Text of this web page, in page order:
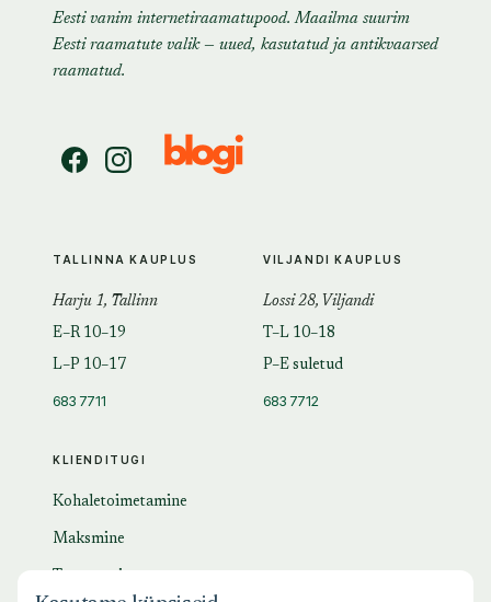
Eesti vanim internetiraamatupood. Maailma suurim
Eesti raamatute valik — uued, kasutatud ja antikvaarsed
raamatud.
KLIENDITUGI
Kohaletoimetamine
Maksmine
TALLINNA KAUPLUS
Harju 1, Tallinn
E–R 10–19
L–P 10–17
683 7711
VILJANDI KAUPLUS
Lossi 28, Viljandi
T–L 10–18
P–E suletud
683 7712